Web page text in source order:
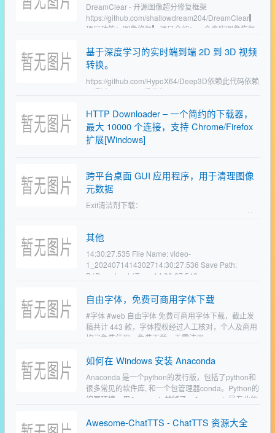
DreamClear - 开源图像超分修复框架
https://github.com/shallowdream204/DreamClear▎
项目功能：图像修复▎项目介绍：一个真实图像恢复
基于深度学习的实时端到端 2D 到 3D 视频
转换。
https://github.com/HypoX64/Deep3D依赖此代码依赖
于通过 pip install 提供的 opencv-python。
HTTP Downloader – 一个简约的下载器，
最大 10000 个连接，支持 Chrome/Firefox
扩展[Windows]
载，共计 10000 个连接。支持 Chrome、Firefox、
Edge 扩展接管…
跨平台桌面 GUI 应用程序，用于清理图像
元数据
Exif清洁剂下载：
https://github.com/szTheory/exifcleaner/releases单
其他
14:30:27.535 File Name: video-
1_2024071414302714:30:27.536 Save Path:
D:\Downloads\Temp14:30:27.542 …
自由字体，免费可商用字体下载
#字体 #web 自由字体 免费可商用字体下载，截止发
稿共计 443 款，字体授权经过人工核对，个人及商用
均可免费使用，免费下载，无需注册。
如何在 Windows 安装 Anaconda
Anaconda 是一个python的发行版，包括了python和
很多常见的软件库, 和一个包管理器conda。Python的
编写环境，用Anaconda就够了。Anaconda是专业的
Awesome-ChatTTS - ChatTTS 资源大全